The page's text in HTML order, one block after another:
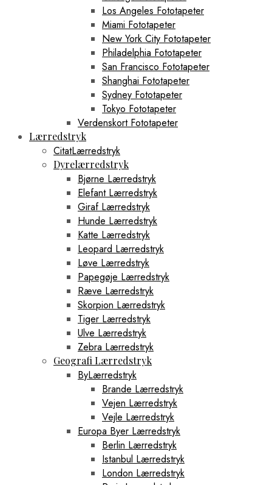
Los Angeles Fototapeter
Miami Fototapeter
New York City Fototapeter
Philadelphia Fototapeter
San Francisco Fototapeter
Shanghai Fototapeter
Sydney Fototapeter
Tokyo Fototapeter
Verdenskort Fototapeter
Lærredstryk
CitatLærredstryk
Dyrelærredstryk
Bjørne Lærredstryk
Elefant Lærredstryk
Giraf Lærredstryk
Hunde Lærredstryk
Katte Lærredstryk
Leopard Lærredstryk
Løve Lærredstryk
Papegøje Lærredstryk
Ræve Lærredstryk
Skorpion Lærredstryk
Tiger Lærredstryk
Ulve Lærredstryk
Zebra Lærredstryk
Geografi Lærredstryk
ByLærredstryk
Brande Lærredstryk
Vejen Lærredstryk
Vejle Lærredstryk
Europa Byer Lærredstryk
Berlin Lærredstryk
Istanbul Lærredstryk
London Lærredstryk